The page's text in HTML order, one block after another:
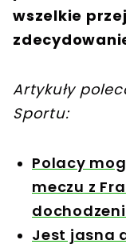
wszelkie
Artykuły
Sportu:
Polacy
meczu z
Jest jasna